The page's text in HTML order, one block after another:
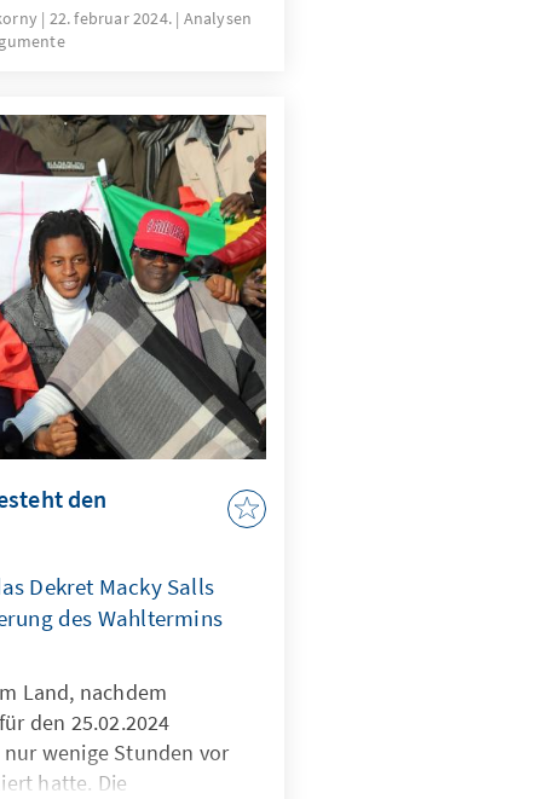
Mixed-Mode-
Telefon-Daten drängen
Ergebnisse? Wo
von internetbasierten
Analysen
Mode-Stichproben
22. februar 2024. Analysen
den
Dekret Macky Salls
des Wahltermins
Land, nachdem
den 25.02.2024
wenige Stunden vor
hatte. Die